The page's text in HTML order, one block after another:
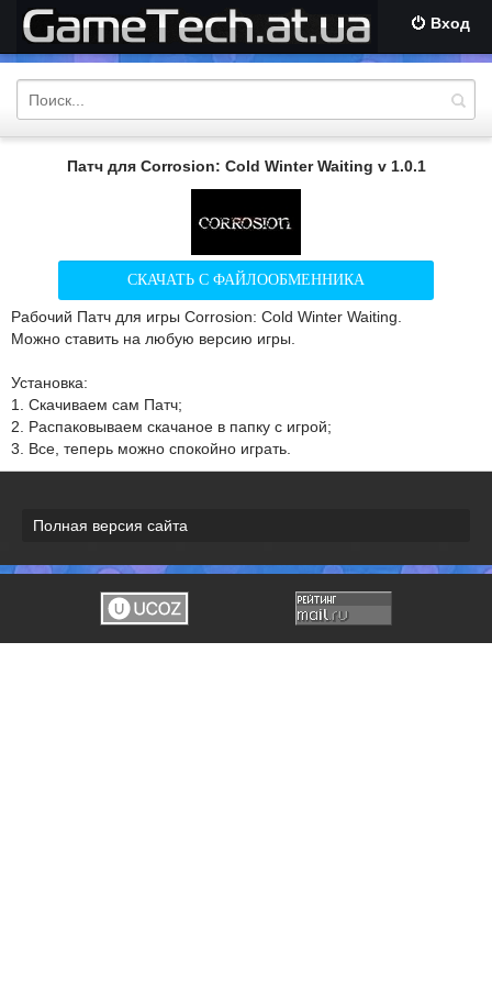
Вход
Патч для Corrosion: Cold Winter Waiting v 1.0.1
СКАЧАТЬ С ФАЙЛООБМЕННИКА
Рабочий Патч для игры Corrosion: Cold Winter Waiting.
Можно ставить на любую версию игры.
Установка:
1. Скачиваем сам Патч;
2. Распаковываем скачаное в папку с игрой;
3. Все, теперь можно спокойно играть.
Полная версия сайта